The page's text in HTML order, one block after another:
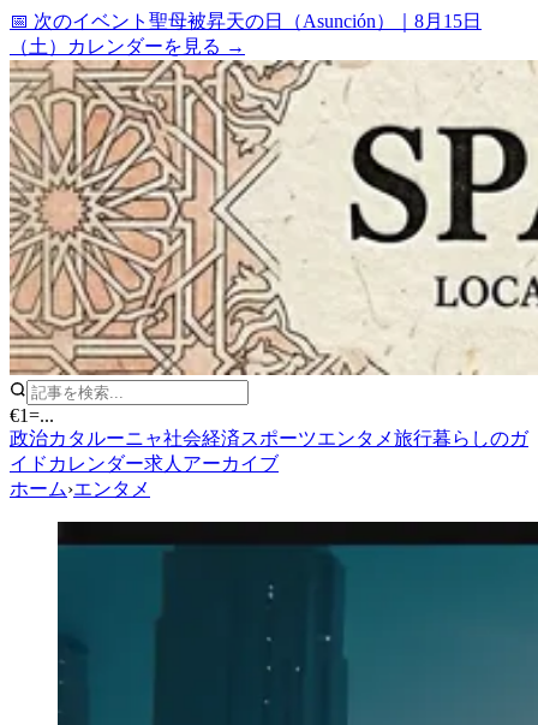
📅 次のイベント 聖母被昇天の日（Asunción）
8月15日
（土）
カレンダーを見る →
€1=...
政治カタルーニャ社会経済スポーツエンタメ旅行暮らしのガ
イド カレンダー求人 アーカイブ
ホーム›エンタメ